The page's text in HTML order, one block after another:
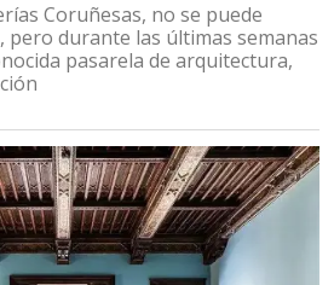
Coruñesas, no se puede
durante las últimas semanas
pasarela de arquitectura,